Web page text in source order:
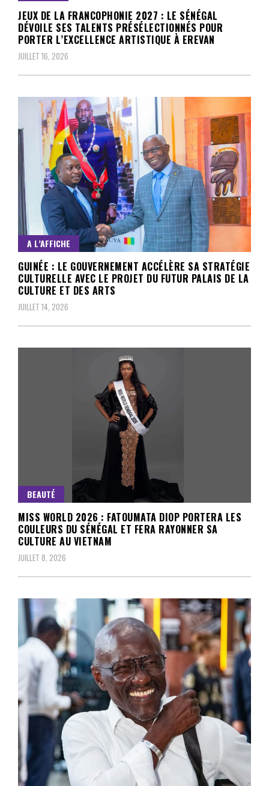
JEUX DE LA FRANCOPHONIE 2027 : LE SÉNÉGAL
DÉVOILE SES TALENTS PRÉSÉLECTIONNÉS POUR
PORTER L’EXCELLENCE ARTISTIQUE À EREVAN
JUILLET 16, 2026
A L’AFFICHE
GUINÉE : LE GOUVERNEMENT ACCÉLÈRE SA STRATÉGIE
CULTURELLE AVEC LE PROJET DU FUTUR PALAIS DE LA
CULTURE ET DES ARTS
JUILLET 14, 2026
BEAUTÉ
MISS WORLD 2026 : FATOUMATA DIOP PORTERA LES
COULEURS DU SÉNÉGAL ET FERA RAYONNER SA
CULTURE AU VIETNAM
JUILLET 8, 2026